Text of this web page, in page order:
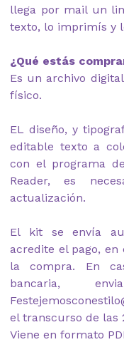
llega por mail un
texto, lo imprimís y
¿Qué estás
Es un archivo
físico.
EL diseño, y
editable texto a
con el programa
Reader, es
actualización.
El kit se envía
acredite el pago,
la compra. En
bancaria,
el transcurso de las
Viene en formato